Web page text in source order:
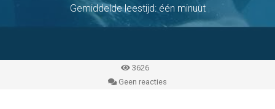
Gemiddelde leestijd: één minuut
3626
Geen reacties